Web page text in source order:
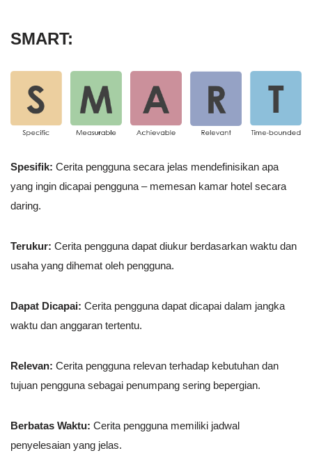
SMART:
Spesifik: Cerita pengguna secara jelas mendefinisikan apa
yang ingin dicapai pengguna – memesan kamar hotel secara
daring.
Terukur: Cerita pengguna dapat diukur berdasarkan waktu dan
usaha yang dihemat oleh pengguna.
Dapat Dicapai: Cerita pengguna dapat dicapai dalam jangka
waktu dan anggaran tertentu.
Relevan: Cerita pengguna relevan terhadap kebutuhan dan
tujuan pengguna sebagai penumpang sering bepergian.
Berbatas Waktu: Cerita pengguna memiliki jadwal
penyelesaian yang jelas.